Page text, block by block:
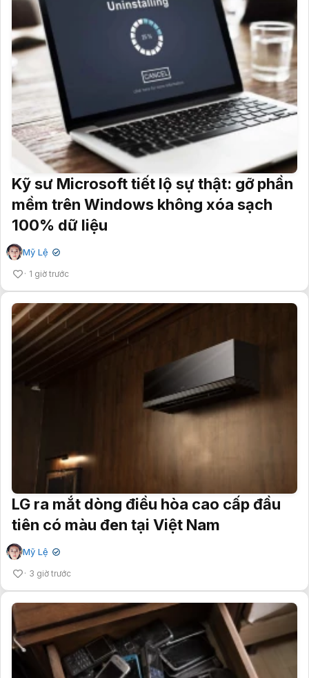
Kỹ sư Microsoft tiết lộ sự thật: gỡ phần
mềm trên Windows không xóa sạch
100% dữ liệu
Mỹ Lệ ✔
1 giờ trước
LG ra mắt dòng điều hòa cao cấp đầu
tiên có màu đen tại Việt Nam
Mỹ Lệ ✔
3 giờ trước